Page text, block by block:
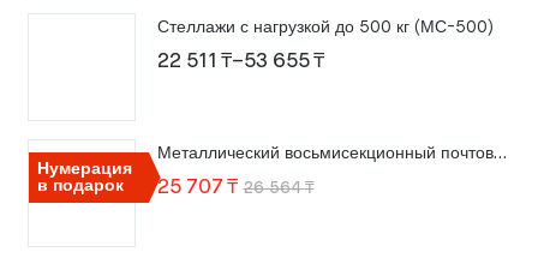
837 ₸
Стеллажи с нагрузкой до 500 кг (МС-500)
22 511 ₸–53 655₸Диапазон
511 ₸
Нумерация
в подарок
Металлический восьмисекционный почтовый ящик ПМ-8
26 564₸Первоначальная
25 707 ₸
Текущая